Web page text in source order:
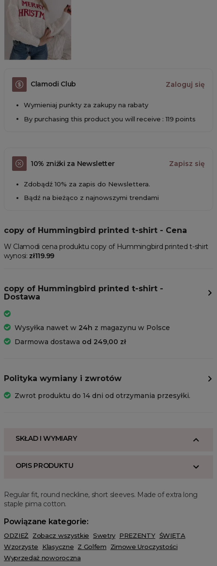
Clamodi Club Zaloguj się
Wymieniaj punkty za zakupy na rabaty
By purchasing this product you will receive : 119 points
10% zniżki za Newsletter Zapisz się
Zdobądź 10% za zapis do Newslettera.
Bądź na bieżąco z najnowszymi trendami
copy of Hummingbird printed t-shirt - Cena
W Clamodi cena produktu copy of Hummingbird printed t-shirt
wynosi: zł119.99
copy of Hummingbird printed t-shirt -
Dostawa
Wysyłka nawet w 24h z magazynu w Polsce
Darmowa dostawa od 249,00 zł
Polityka wymiany i zwrotów
Zwrot produktu do 14 dni od otrzymania przesyłki.
SKŁAD I WYMIARY
OPIS PRODUKTU
Regular fit, round neckline, short sleeves. Made of extra long
staple pima cotton.
Powiązane kategorie:
ODZIEŻ Zobacz wszystkie Swetry PREZENTY ŚWIĘTA
Wzorzyste
Klasyczne Z Golfem
Zimowe Uroczystości
Wyprzedaż noworoczna